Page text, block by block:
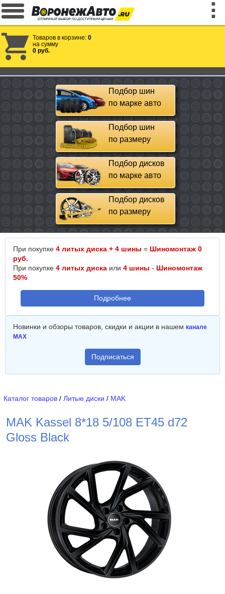
Товаров в корзине: 0
на сумму
0 руб.
Подбор шин
по марке авто
Подбор шин
по размеру
Подбор дисков
по марке авто
Подбор дисков
по размеру
При покупке 4 литых диска + 4 шины = Шиномонтаж 0
руб.
При покупке 4 литых диска или 4 шины - Шиномонтаж
50%
Подробнее
Новинки и обзоры товаров, скидки и акции в нашем канале
MAX
Подписаться
Каталог товаров / Литые диски / MAK
MAK Kassel 8*18 5/108 ET45 d72
Gloss Black